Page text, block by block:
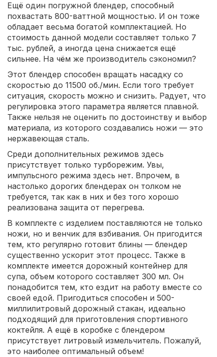
Ещё один погружной блендер, способный
похвастать 800-ваттной мощностью. И он тоже
обладает весьма богатой комплектацией. Но
стоимость данной модели составляет только 7
тыс. рублей, а иногда цена снижается ещё
сильнее. На чём же производитель сэкономил?
Этот блендер способен вращать насадку со
скоростью до 11500 об./мин. Если того требует
ситуация, скорость можно и снизить. Радует, что
регулировка этого параметра является плавной.
Также нельзя не оценить по достоинству и выбор
материала, из которого создавались ножи — это
нержавеющая сталь.
Среди дополнительных режимов здесь
присутствует только турборежим. Увы,
импульсного режима здесь нет. Впрочем, в
настолько дорогих блендерах он толком не
требуется, так как в них и без того хорошо
реализована защита от перегрева.
В комплекте с изделием поставляются не только
ножи, но и венчик для взбивания. Он пригодится
тем, кто регулярно готовит блины — блендер
существенно ускорит этот процесс. Также в
комплекте имеется дорожный контейнер для
супа, объем которого составляет 300 мл. Он
понадобится тем, кто ездит на работу вместе со
своей едой. Пригодиться способен и 500-
миллилитровый дорожный стакан, идеально
подходящий для приготовления спортивного
коктейля. А ещё в коробке с блендером
присутствует литровый измельчитель. Пожалуй,
это наиболее оптимальный объем!